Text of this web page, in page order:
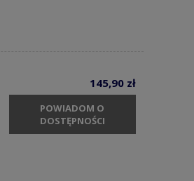
145,90 zł
POWIADOM O
DOSTĘPNOŚCI